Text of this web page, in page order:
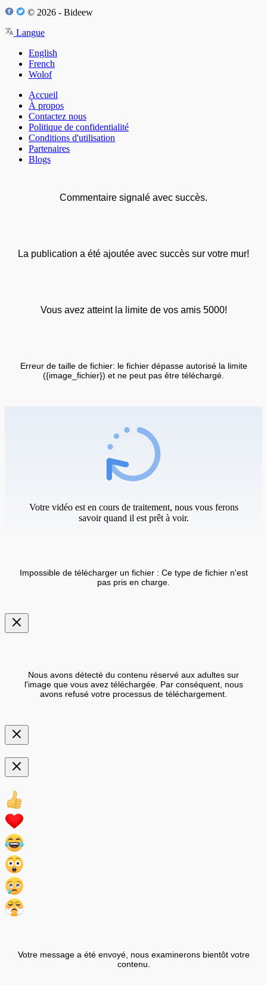
© 2026 - Bideew
Langue
English
French
Wolof
Accueil
À propos
Contactez nous
Politique de confidentialité
Conditions d'utilisation
Partenaires
Blogs
Commentaire signalé avec succès.
La publication a été ajoutée avec succès sur votre mur!
Vous avez atteint la limite de vos amis 5000!
Erreur de taille de fichier: le fichier dépasse autorisé la limite
({image_fichier}) et ne peut pas être téléchargé.
Votre vidéo est en cours de traitement, nous vous ferons
savoir quand il est prêt à voir.
Impossible de télécharger un fichier : Ce type de fichier n'est
pas pris en charge.
Nous avons détecté du contenu réservé aux adultes sur
l'image que vous avez téléchargée. Par conséquent, nous
avons refusé votre processus de téléchargement.
Votre message a été envoyé, nous examinerons bientôt votre
contenu.